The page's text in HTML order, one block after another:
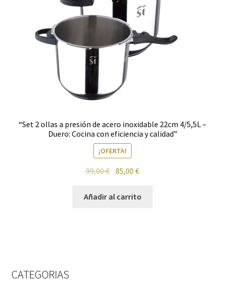
“Set 2 ollas a presión de acero inoxidable 22cm 4/5,5L –
Duero: Cocina con eficiencia y calidad”
¡OFERTA!
99,00€ El
original
85,00€El
actual
Añadir al carrito
CATEGORIAS